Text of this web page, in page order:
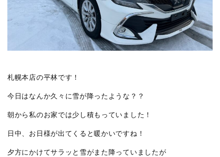
札幌本店の平林です！
今日はなんか久々に雪が降ったような？？
朝から私のお家では少し積もっていました！
日中、お日様が出てくると暖かいですね！
夕方にかけてサラッと雪がまた降っていましたが